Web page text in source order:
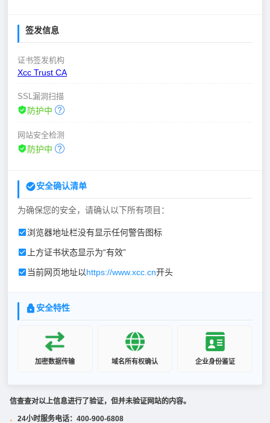
签发信息
证书签发机构
Xcc Trust CA
SSL漏洞扫描
防护中
网站安全检测
防护中
安全确认清单
为确保您的安全，请确认以下所有项目：
浏览器地址栏没有显示任何警告图标
上方证书状态显示为“有效”
当前网页地址以https://www.xcc.cn开头
安全特性
加密数据传输 域名所有权确认 企业身份鉴证
信查查对以上信息进行了验证，但并未验证网站的内容。
· 24小时服务电话：400-900-6808